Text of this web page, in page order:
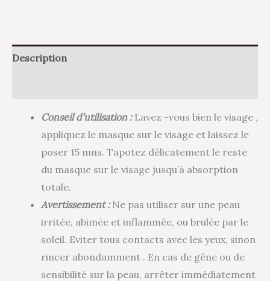
Description
Conseil d’utilisation : Lavez -vous bien le visage ,
appliquez le masque sur le visage et laissez le
poser 15 mns. Tapotez délicatement le reste
du masque sur le visage jusqu’à absorption
totale.
Avertissement :Ne pas utiliser sur une peau
irritée, abimée et inflammée, ou brulée par le
soleil. Eviter tous contacts avec les yeux, sinon
rincer abondamment . En cas de gêne ou de
sensibilité sur la peau, arrêter immédiatement